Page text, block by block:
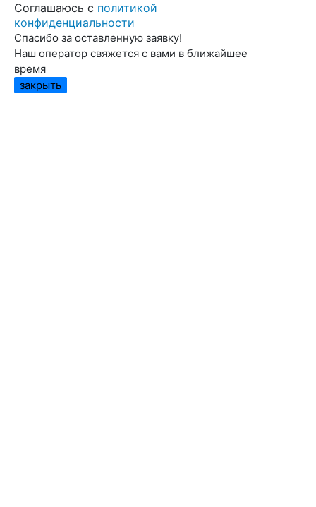
Cоглашаюсь с политикой
конфиденциальности
Спасибо за оставленную заявку!
Наш оператор свяжется с вами в ближайшее
время
закрыть